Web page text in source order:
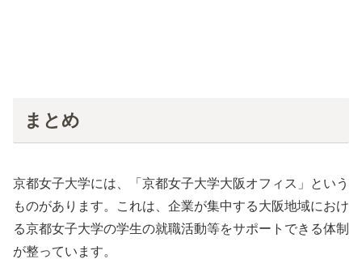
まとめ
京都女子大学には、「京都女子大学大阪オフィス」という
ものがあります。これは、企業が集中する大阪地域におけ
る京都女子大学の学生の就職活動等をサポートできる体制
が整っています。